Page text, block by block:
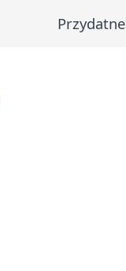
Przydatne